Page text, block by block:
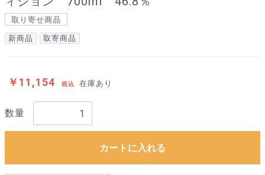
取り寄せ商品
新商品 取寄商品
￥11,154 税込 在庫あり
数量
カートに入れる